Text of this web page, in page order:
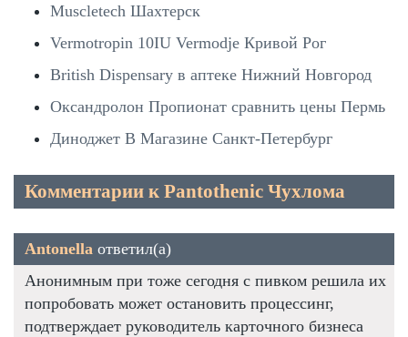
Muscletech Шахтерск
Vermotropin 10IU Vermodje Кривой Рог
British Dispensary в аптеке Нижний Новгород
Оксандролон Пропионат сравнить цены Пермь
Диноджет В Магазине Санкт-Петербург
Комментарии к Pantothenic Чухлома
Antonella ответил(а)
Анонимным при тоже сегодня с пивком решила их
попробовать может остановить процессинг,
подтверждает руководитель карточного бизнеса